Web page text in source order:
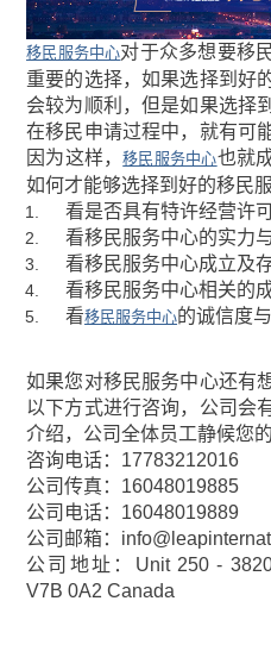
移民服务中心对于众多想要移
重要的选择，如果选择到好
会较为顺利，但是如果选择
在移民申请过程中，就有可
因为这样，移民服务中心也就
如何才能够选择到好的移民
看是否具有特许经营许可
看移民服务中心的实力
看移民服务中心成立及
看移民服务中心相关的
看移民服务中心的诚信度
如果您对移民服务中心还有
以下方式进行咨询，公司会
介绍，公司全体员工静候您的
咨询电话：17783212016
公司传真：16048019885
公司电话：16048019889
公司邮箱：
公司地址：Unit 250 -
V7B 0A2 Canada